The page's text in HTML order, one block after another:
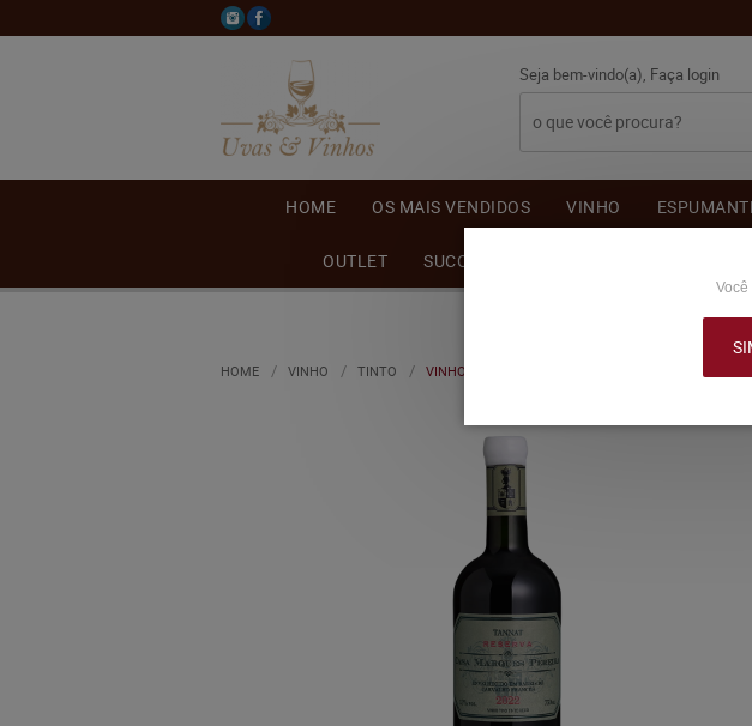
Seja bem-vindo(a), Faça login
HOME OS MAIS VENDIDOS VINHO
OUTLET SUCO DE UVA
HOME VINHO TINTO VINHO CASA MARQUES PEREIRA RESERVA TANNAT
Você